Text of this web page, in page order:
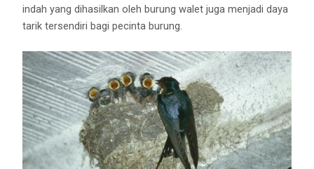
indah yang dihasilkan oleh burung walet juga menjadi daya
tarik tersendiri bagi pecinta burung.